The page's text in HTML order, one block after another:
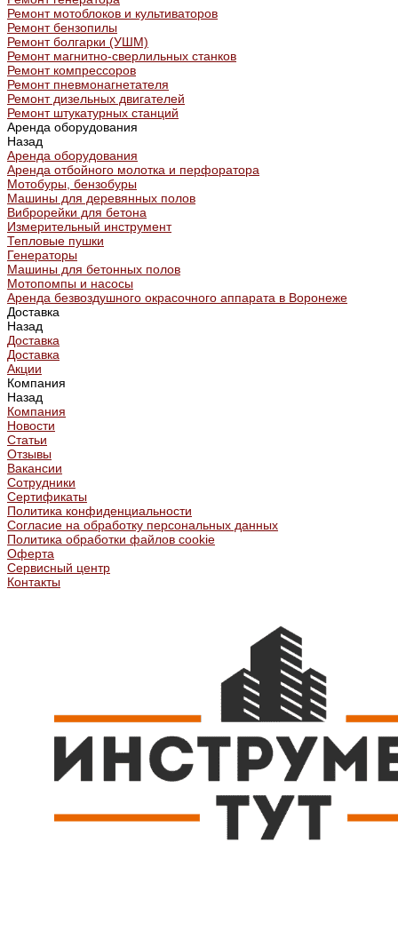
Ремонт мотоблоков и культиваторов
Ремонт бензопилы
Ремонт болгарки (УШМ)
Ремонт магнитно-сверлильных станков
Ремонт компрессоров
Ремонт пневмонагнетателя
Ремонт дизельных двигателей
Ремонт штукатурных станций
Аренда оборудования
Назад
Аренда оборудования
Аренда отбойного молотка и перфоратора
Мотобуры, бензобуры
Машины для деревянных полов
Виброрейки для бетона
Измерительный инструмент
Тепловые пушки
Генераторы
Машины для бетонных полов
Мотопомпы и насосы
Аренда безвоздушного окрасочного аппарата в Воронеже
Доставка
Назад
Доставка
Доставка
Акции
Компания
Назад
Компания
Новости
Статьи
Отзывы
Вакансии
Сотрудники
Сертификаты
Политика конфиденциальности
Согласие на обработку персональных данных
Политика обработки файлов cookie
Оферта
Сервисный центр
Контакты